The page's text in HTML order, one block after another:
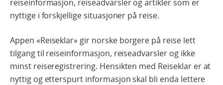
reiseinformasjon, reiseadvarsler og artikler som er
nyttige i forskjellige situasjoner på reise.
Appen «Reiseklar» gir norske borgere på reise lett
tilgang til reiseinformasjon, reiseadvarsler og ikke
minst reiseregistrering. Hensikten med Reiseklar er at
nyttig og etterspurt informasjon skal bli enda lettere